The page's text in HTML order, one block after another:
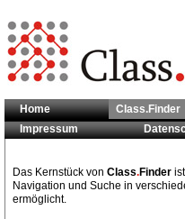
Sie sind hier:Class.Finder
Home Class.Finder
Impressum
Das Kernstück von Class.Finder
Navigation und Suche in
ermöglicht.